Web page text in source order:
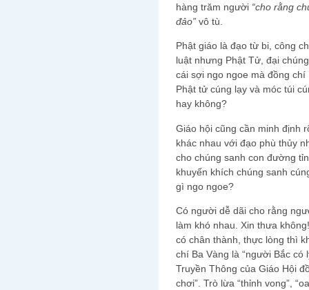
hàng trăm người “cho rằng
đảo” vô tù.
Phật giáo là đạo từ bi, công
luật nhưng Phật Tử, đại
cái sợi ngo ngoe mà đồng
Phật tử cúng lạy và móc túi
hay không?
Giáo hội cũng cần minh định
khác nhau với đạo phù thủy
cho chúng sanh con đường
khuyến khích chúng sanh
gì ngo ngoe?
Có người dễ dãi cho rằng
làm khó nhau. Xin thưa
có chân thành, thực lòng thì
chí Ba Vàng là “người Bắc có
Truyền Thông của Giáo Hội
chơi”. Trò lừa “thỉnh vong”,